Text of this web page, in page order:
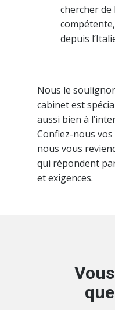
chercher de
depuis
Nous le
cabinet est
aussi bien à
Confiez-nous
nous vous
qui répondent
et exigences.